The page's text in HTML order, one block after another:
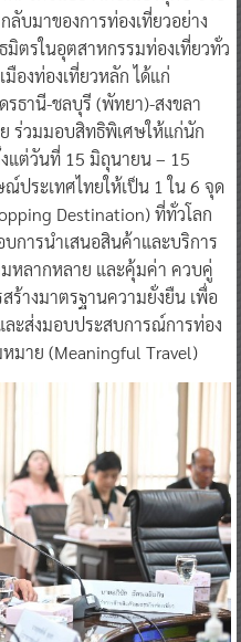
งการกระตุ้นการท่องเที่ยวเพื่อ
. จัดขึ้นอย่างต่อเนื่องทุกปี ซึ่งปี
บมาของการท่องเที่ยวอย่าง
ตรในอุตสาหกรรมท่องเที่ยวทั่ว
องท่องเที่ยวหลัก ได้แก่
ธานี-ชลบุรี (พัทยา)-สงขลา
ร่วมมอบสิทธิพิเศษให้แก่นัก
งแต่วันที่ 15 มิถุนายน – 15
ระเทศไทยให้เป็น 1 ใน 6 จุด
Destination) ที่ทั่วโลก
การนำเสนอสินค้าและบริการ
หลากหลาย และคุ้มค่า ควบคู่
ร้างมาตรฐานความยั่งยืน เพื่อ
ละส่งมอบประสบการณ์การท่อง
มาย (Meaningful Travel)